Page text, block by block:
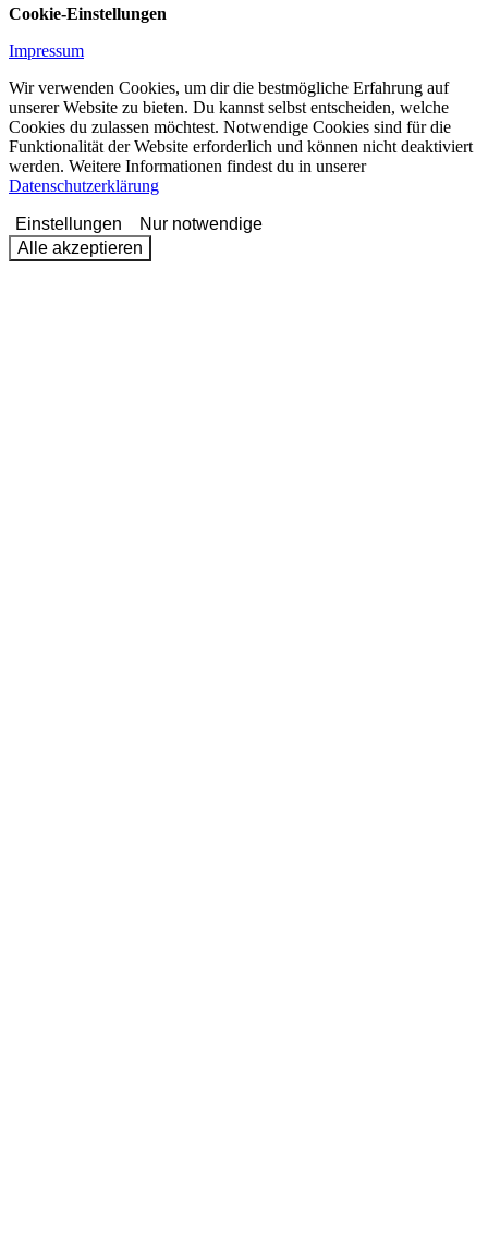
Cookie-Einstellungen
Impressum
Wir verwenden Cookies, um dir die bestmögliche Erfahrung auf
unserer Website zu bieten. Du kannst selbst entscheiden, welche
Cookies du zulassen möchtest. Notwendige Cookies sind für die
Funktionalität der Website erforderlich und können nicht deaktiviert
werden. Weitere Informationen findest du in unserer
Datenschutzerklärung
Einstellungen
Nur notwendige
Alle akzeptieren